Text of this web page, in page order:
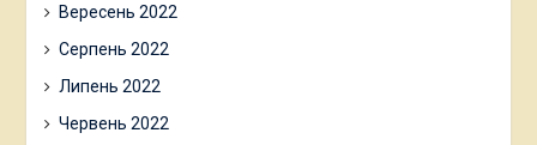
Вересень 2022
Серпень 2022
Липень 2022
Червень 2022